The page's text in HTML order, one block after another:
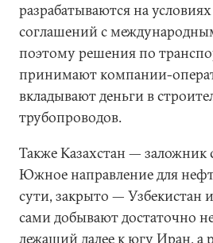
разрабатываются на
соглашений с
поэтому решения по
принимают компании-
вкладывают деньги в
трубопроводов.
Также Казахстан — заложник
Южное направление для
сути, закрыто — Узбекистан
сами добывают достаточно
лежащий далее к югу Иран, а